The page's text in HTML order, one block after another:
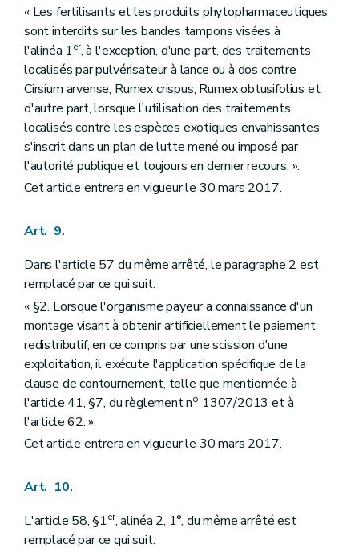
« Les fertilisants et les produits phytopharmaceutiques
sont interdits sur les bandes tampons visées à
l'alinéa 1er, à l'exception, d'une part, des traitements
localisés par pulvérisateur à lance ou à dos contre
Cirsium arvense, Rumex crispus, Rumex obtusifolius et,
d'autre part, lorsque l'utilisation des traitements
localisés contre les espèces exotiques envahissantes
s'inscrit dans un plan de lutte mené ou imposé par
l'autorité publique et toujours en dernier recours. ».
Cet article entrera en vigueur le 30 mars 2017.
Art. 9.
Dans l'article 57 du même arrêté, le paragraphe 2 est
remplacé par ce qui suit:
« §2. Lorsque l'organisme payeur a connaissance d'un
montage visant à obtenir artificiellement le paiement
redistributif, en ce compris par une scission d'une
exploitation, il exécute l'application spécifique de la
clause de contournement, telle que mentionnée à
l'article 41, §7, du règlement no 1307/2013 et à
l'article 62. ».
Cet article entrera en vigueur le 30 mars 2017.
Art. 10.
L'article 58, §1er, alinéa 2, 1°, du même arrêté est
remplacé par ce qui suit: